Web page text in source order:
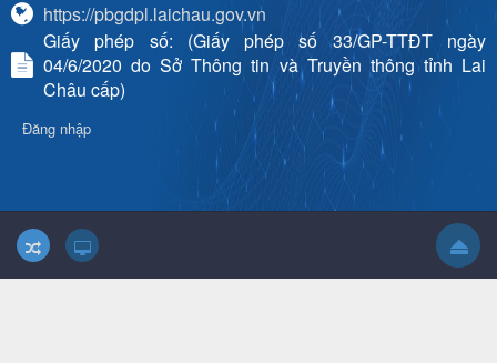
https://pbgdpl.laichau.gov.vn
Giấy phép số: (Giấy phép số 33/GP-TTĐT ngày
04/6/2020 do Sở Thông tin và Truyền thông tỉnh Lai
Châu cấp)
Đăng nhập